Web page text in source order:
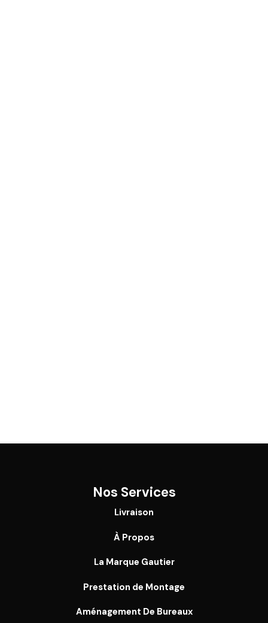
Nos Services
Livraison
À Propos
La Marque Gautier
Prestation de Montage
Aménagement De Bureaux